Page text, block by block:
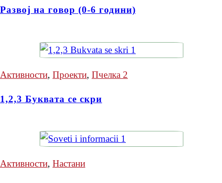
Развој на говор (0-6 години)
Активности, Проекти, Пчелка 2
1,2,3 Буквата се скри
Активности, Настани